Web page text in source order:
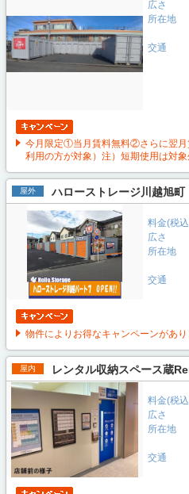
広さ
所在地
交通
今月限定①当月賃料無料②さらに翌
利用の方が対象）注）短期使用は対
屋外 ハローストレージ川越旭町
料金(税
広さ
所在地
交通
物件によりお得なキャンペーンがあ
屋内 レンタル収納スペース蔵
料金(税
広さ
所在地
交通